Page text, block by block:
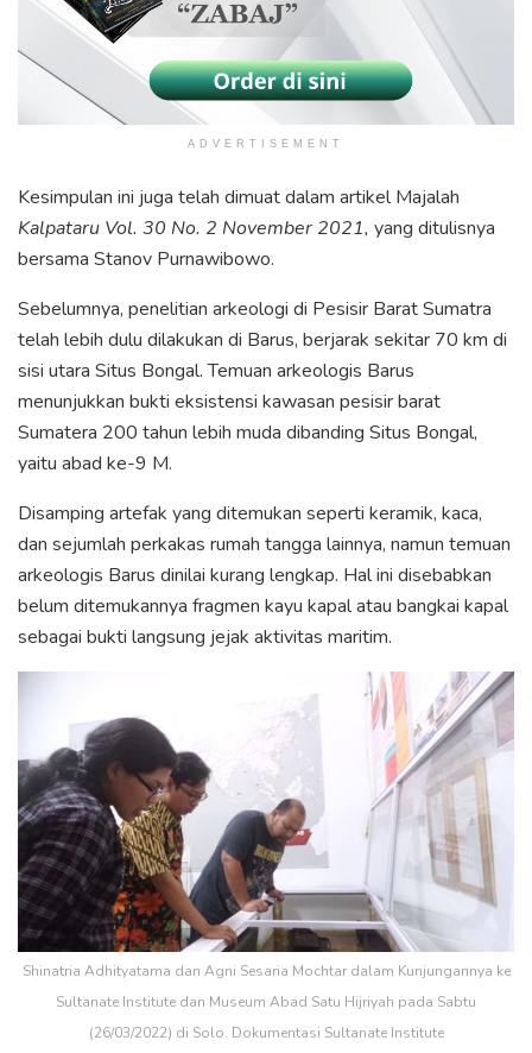
ADVERTISEMENT
Kesimpulan ini juga telah dimuat dalam artikel Majalah
Kalpataru Vol. 30 No. 2 November 2021, yang ditulisnya
bersama Stanov Purnawibowo.
Sebelumnya, penelitian arkeologi di Pesisir Barat Sumatra
telah lebih dulu dilakukan di Barus, berjarak sekitar 70 km di
sisi utara Situs Bongal. Temuan arkeologis Barus
menunjukkan bukti eksistensi kawasan pesisir barat
Sumatera 200 tahun lebih muda dibanding Situs Bongal,
yaitu abad ke-9 M.
Disamping artefak yang ditemukan seperti keramik, kaca,
dan sejumlah perkakas rumah tangga lainnya, namun temuan
arkeologis Barus dinilai kurang lengkap. Hal ini disebabkan
belum ditemukannya fragmen kayu kapal atau bangkai kapal
sebagai bukti langsung jejak aktivitas maritim.
Shinatria Adhityatama dan Agni Sesaria Mochtar dalam Kunjungannya ke
Sultanate Institute dan Museum Abad Satu Hijriyah pada Sabtu
(26/03/2022) di Solo. Dokumentasi Sultanate Institute